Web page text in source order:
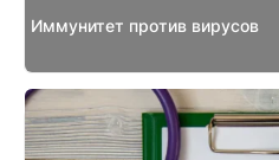
Иммунитет против вирусов